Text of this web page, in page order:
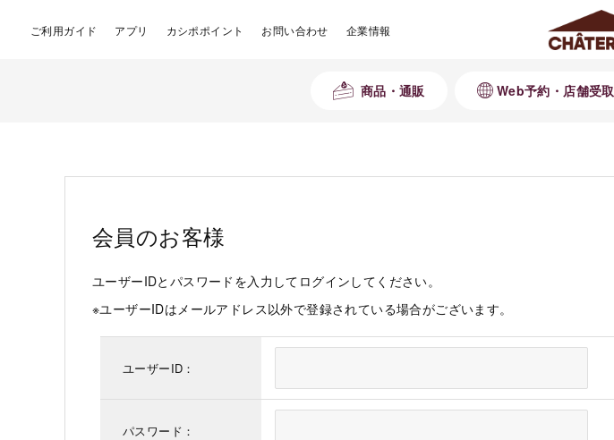
ご利用ガイド アプリ カシポポイント お問い合わせ 企業情報
商品・通販 Web予約・店舗受取
会員のお客様
ユーザーIDとパスワードを入力してログインしてください。
※ユーザーIDはメールアドレス以外で登録されている場合がございます。
ユーザーID：
パスワード：